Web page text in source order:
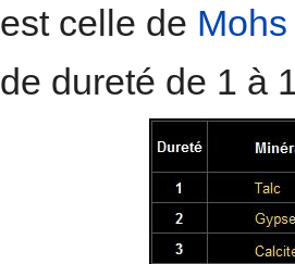
est celle de Mohs
de dureté de 1 à